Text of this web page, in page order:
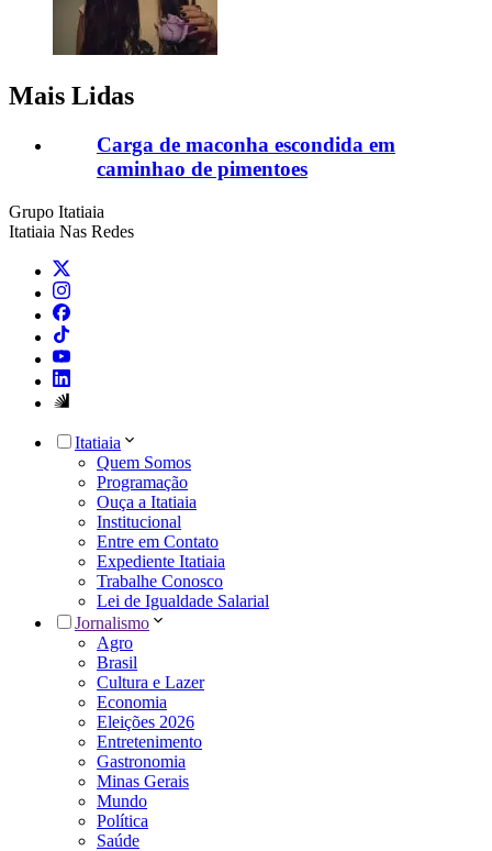
Mais Lidas
Carga de maconha escondida em
caminhao de pimentoes
Grupo Itatiaia
Itatiaia Nas Redes
Itatiaia
Quem Somos
Programação
Ouça a Itatiaia
Institucional
Entre em Contato
Expediente Itatiaia
Trabalhe Conosco
Lei de Igualdade Salarial
Jornalismo
Agro
Brasil
Cultura e Lazer
Economia
Eleições 2026
Entretenimento
Gastronomia
Minas Gerais
Mundo
Política
Saúde